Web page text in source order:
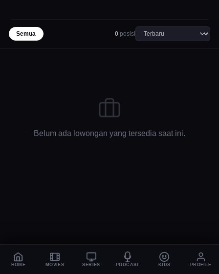
Semua 0 posisi
Belum ada lowongan yang tersedia saat ini.
HOME MOVIES SERIES PODCAST KIDS PROFILE